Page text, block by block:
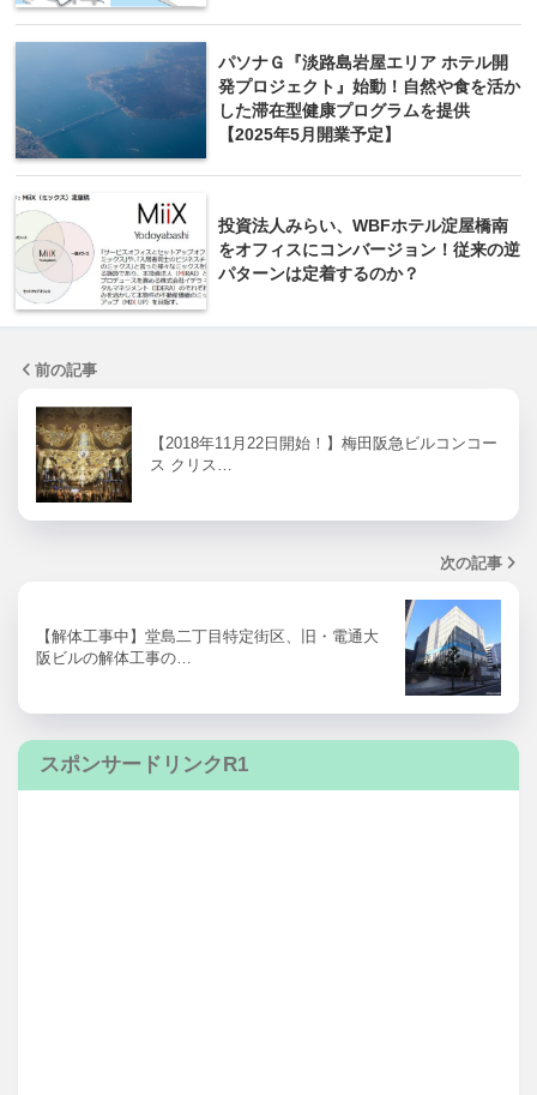
パソナＧ『淡路島岩屋エリア ホテル開
発プロジェクト』始動！自然や食を活か
した滞在型健康プログラムを提供
【2025年5月開業予定】
投資法人みらい、WBFホテル淀屋橋南
をオフィスにコンバージョン！従来の逆
パターンは定着するのか？
前の記事
【2018年11月22日開始！】梅田阪急ビルコンコー
ス クリス…
次の記事
【解体工事中】堂島二丁目特定街区、旧・電通大
阪ビルの解体工事の…
スポンサードリンクR1